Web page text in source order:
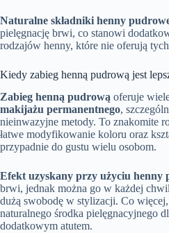
Naturalne składniki henny
pielęgnację brwi, co stanowi
rodzajów henny, które nie oferują
Kiedy zabieg henną pudrową jest
Zabieg henną pudrową oferuje
makijażu permanentnego,
nieinwazyjne metody. To znakomite
łatwe modyfikowanie koloru oraz
przypadnie do gustu wielu osobom.
Efekt uzyskany przy użyciu henny
brwi, jednak można go w każdej
dużą swobodę w stylizacji. Co więcej,
naturalnego środka pielęgnacyjnego
dodatkowym atutem.